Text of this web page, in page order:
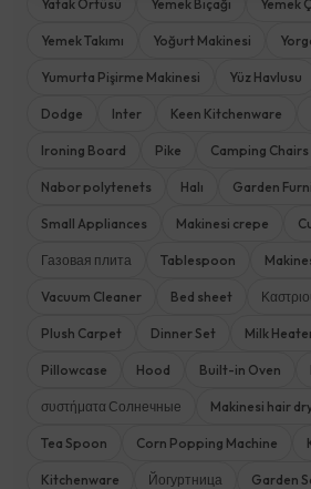
Yatak Örtüsü Yemek Bıçağı Yemek
Yemek Takımı Yoğurt Makinesi
Yumurta Pişirme Makinesi Yüz Havlusu
Dodge Inter Keen Kitchenware
Ironing Board Pike Camping Chairs
Nabor polytenets Halı Garden
Small Appliances Makinesi crepe
Газовая плита Tablespoon
Vacuum Cleaner Bed sheet
Plush Carpet Dinner Set Milk
Pillowcase Hood Built-in Oven
συστήματα Солнечные Makinesi hair
Tea Spoon Corn Popping Machine
Kitchenware Йогуртница Garden